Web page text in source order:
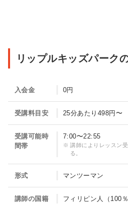
供
オ
ン
ラ
ン
英
会
リップルキッズパーク
入会金 0円
受講料目安 25分あたり498円〜
受講可能時
間帯
7:00〜22:55
講師によりレッスン
る。
形式 マンツーマン
講師の国籍 フィリピン人（100％